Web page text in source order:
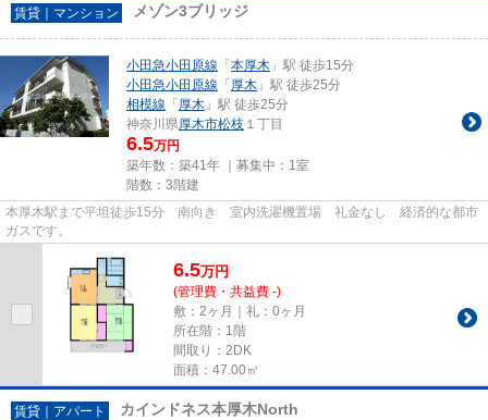
賃貸｜マンション メゾン3ブリッジ
小田急小田原線 「本厚木 」駅 徒歩15分
小田急小田原線 「厚木 」駅 徒歩25分
相模線 「厚木 」駅 徒歩25分
神奈川県厚木市松枝 １丁目
6.5万円
築年数：築41年 ｜募集中： 1室
階数：3階建
本厚木駅まで平坦徒歩15分 南向き 室内洗濯機置場 礼金なし 経済的な都市
ガスです。
6.5万円
(管理費・共益費 -)
敷：2ヶ月｜礼：0ヶ月
所在階：1階
間取り：2DK
面積：47.00㎡
賃貸｜アパート カインドネス本厚木North